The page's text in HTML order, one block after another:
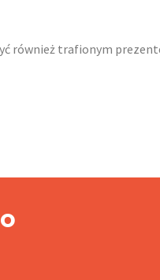
również trafionym